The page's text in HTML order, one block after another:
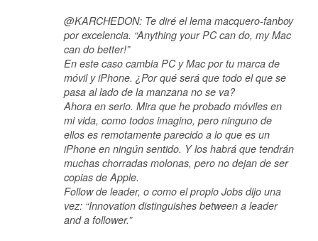
@KARCHEDON: Te diré el lema macquero-fanboy
por excelencia. “Anything your PC can do, my Mac
can do better!”
En este caso cambia PC y Mac por tu marca de
móvil y iPhone. ¿Por qué será que todo el que se
pasa al lado de la manzana no se va?
Ahora en serio. Mira que he probado móviles en
mi vida, como todos imagino, pero ninguno de
ellos es remotamente parecido a lo que es un
iPhone en ningún sentido. Y los habrá que tendrán
muchas chorradas molonas, pero no dejan de ser
copias de Apple.
Follow de leader, o como el propio Jobs dijo una
vez: “Innovation distinguishes between a leader
and a follower.”